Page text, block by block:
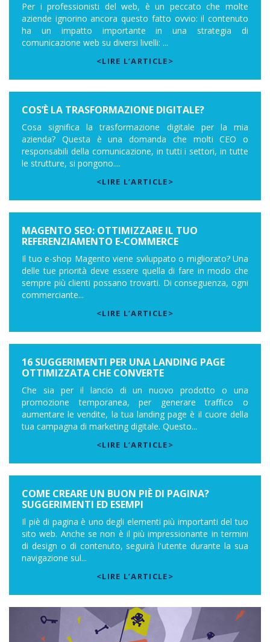
Per i professionisti del web, è un peccato che molte
aziende ignorino ancora questo fatto ovvio: il contenuto
ha un impatto importante in una strategia di
comunicazione web su diversi livelli: ...
<LIRE L’ARTICLE>
COS’È LA TRASFORMAZIONE DIGITALE?
Cosa significa la trasformazione digitale per la mia
azienda? Questa è una domanda che molti CEO o
responsabili della comunicazione, in tutti i settori, in tutte
le strutture, si pongono....
<LIRE L’ARTICLE>
MAGENTO SEO: OTTIMIZZARE IL TUO
REFERENZIAMENTO E-COMMERCE
Il tuo e-shop Magento viene sviluppato o migliorato? Una
delle tue priorità deve essere quella di fare in modo che
sempre più clienti possano trovarti. Di conseguenza, ogni
commerciante...
<LIRE L’ARTICLE>
16 SUGGERIMENTI PER UNA LANDING PAGE
OTTIMIZZATA CHE CONVERTE
Che sia per il lancio di un nuovo prodotto o una
promozione temporanea, per generare traffico o
aumentare le vendite, la tua landing page è il cuore della
tua campagna di marketing digitale. Questo...
<LIRE L’ARTICLE>
COME CREARE UN BUON PIÈ DI PAGINA?
SUGGERIMENTI ED ESEMPI
Il piè di pagina è uno degli elementi più importanti del tuo
sito web. Anche se non è il più impressionante in termini
di design o di contenuto, seguirà l'utente durante la sua
navigazione sul...
<LIRE L’ARTICLE>